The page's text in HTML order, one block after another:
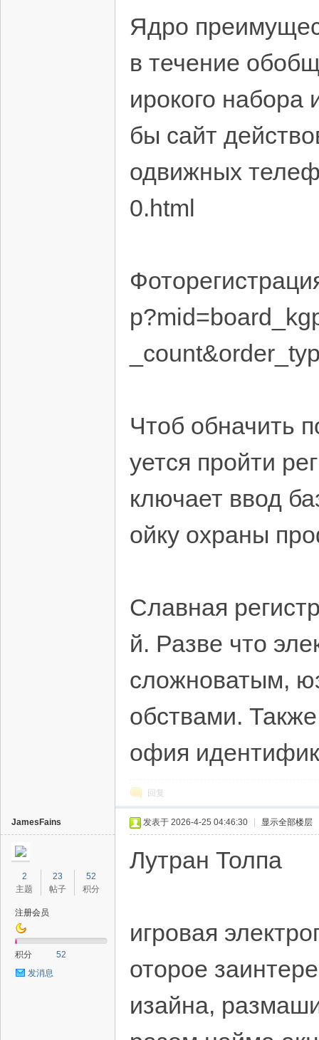
Ядро
в течение
ирокого набора
бы сайт
одвижных
0.html
Чтоб обначить
уется пройти
ключает ввод
ойку охраны
Славная
й. Разве что
сложноватым,
обствами.
офия
回复
JamesFains
2
主题
23
帖子
52
积分
注册会员
积分
52
发消息
发表于 2026-4-25 04:46:30 显示全部楼层
Лутран Толпа
игровая
оторое
изайна,